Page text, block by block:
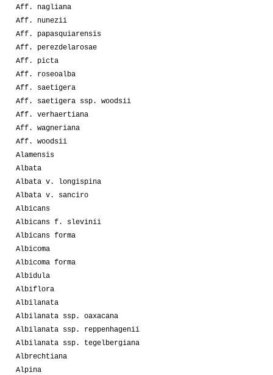
Aff. nagliana
Aff. nunezii
Aff. papasquiarensis
Aff. perezdelarosae
Aff. picta
Aff. roseoalba
Aff. saetigera
Aff. saetigera ssp. woodsii
Aff. verhaertiana
Aff. wagneriana
Aff. woodsii
Alamensis
Albata
Albata v. longispina
Albata v. sanciro
Albicans
Albicans f. slevinii
Albicans forma
Albicoma
Albicoma forma
Albidula
Albiflora
Albilanata
Albilanata ssp. oaxacana
Albilanata ssp. reppenhagenii
Albilanata ssp. tegelbergiana
Albrechtiana
Alpina